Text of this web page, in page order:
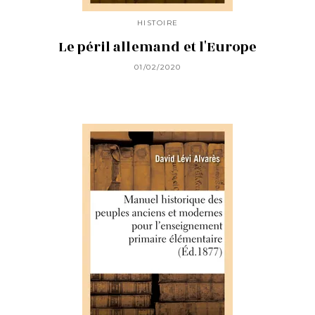
HISTOIRE
Le péril allemand et l'Europe
01/02/2020